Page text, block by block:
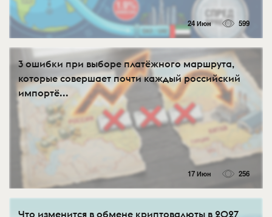
24 Июн 599
3 ошибки при выборе платёжного маршрута,
которые совершает почти каждый российский
импортё...
17 Июн 256
Что изменится в обмене криптовалюты в 2027